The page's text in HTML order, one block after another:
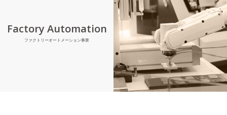
Factory Automation
ファクトリーオートメーション事業